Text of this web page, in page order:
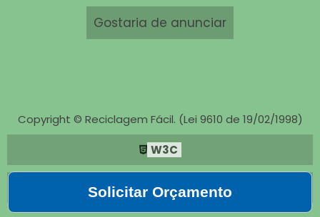
Solicitar Orçamento
Gostaria de anunciar
Copyright © Reciclagem Fácil. (Lei 9610 de 19/02/1998)
W3C
W3C